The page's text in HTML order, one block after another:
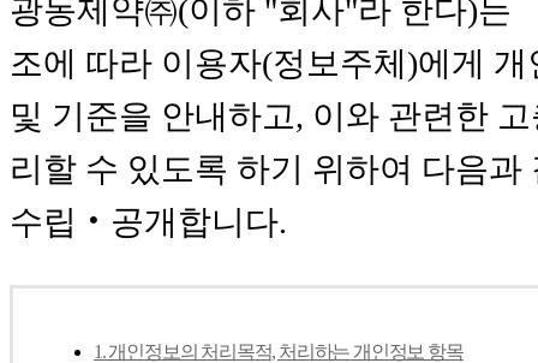
광동제약㈜(이하 "회사"라 한다)는
조에 따라 이용자(정보주체)에게
및 기준을 안내하고, 이와 관련한
리할 수 있도록 하기 위하여 다음
수립‧공개합니다.
1. 개인정보의 처리목적, 처리하는 개인정보 항목